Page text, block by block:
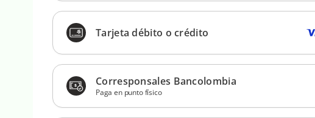
Tarjeta débito o crédito
Corresponsales Bancolombia
Paga en punto físico